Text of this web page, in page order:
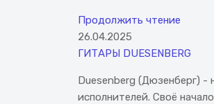
Продолжить чтение
26.04.2025
ГИТАРЫ DUESENBERG
Duesenberg (Дюзенберг) -
исполнителей. Своё